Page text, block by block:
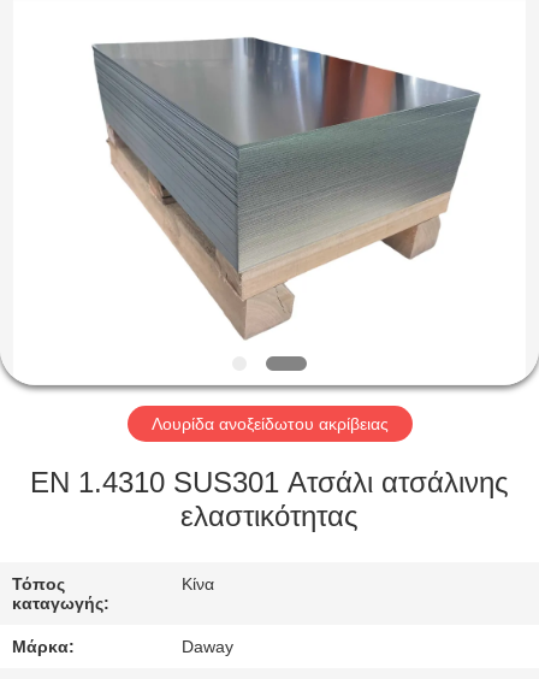
ΠΡΟΪΌΝΤΑ
ΠΕΡΊΠΟΥ
ΕΜΕΊΣ
ΓΎΡΟΣ
ΕΡΓΟΣΤΑΣΊΩΝ
ΠΟΙΟΤΙΚΌΣ
ΈΛΕΓΧΟΣ
Λουρίδα ανοξείδωτου ακρίβειας
EN 1.4310 SUS301 Ατσάλι ατσάλινης
ελαστικότητας
Τόπος
καταγωγής:
Κίνα
Μάρκα: Daway